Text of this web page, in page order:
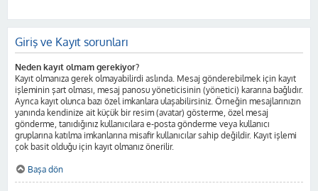
Giriş ve Kayıt sorunları
Neden kayıt olmam gerekiyor?
Kayıt olmanıza gerek olmayabilirdi aslında. Mesaj gönderebilmek için kayıt
işleminin şart olması, mesaj panosu yöneticisinin (yönetici) kararına bağlıdır.
Ayrıca kayıt olunca bazı özel imkanlara ulaşabilirsiniz. Örneğin mesajlarınızın
yanında kendinize ait küçük bir resim (avatar) gösterme, özel mesaj
gönderme, tanıdığınız kullanıcılara e-posta gönderme veya kullanıcı
gruplarına katılma imkanlarına misafir kullanıcılar sahip değildir. Kayıt işlemi
çok basit olduğu için kayıt olmanız önerilir.
Başa dön